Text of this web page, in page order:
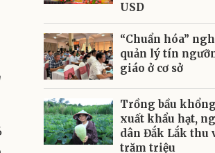
USD
“Chuẩn hóa”
quản lý tín
giáo ở cơ sở
Trồng bầu
xuất khẩu hạt,
dân Đắk Lắk thu
trăm triệu